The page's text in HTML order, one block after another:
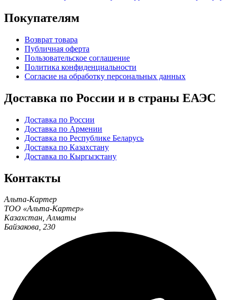
Покупателям
Возврат товара
Публичная оферта
Пользовательское соглашение
Политика конфиденциальности
Согласие на обработку персональных данных
Доставка по России и в страны ЕАЭС
Доставка по России
Доставка по Армении
Доставка по Республике Беларусь
Доставка по Казахстану
Доставка по Кыргызстану
Контакты
Альта-Картер
ТОО «Альта-Картер»
Казахстан,Алматы
Байзакова, 230